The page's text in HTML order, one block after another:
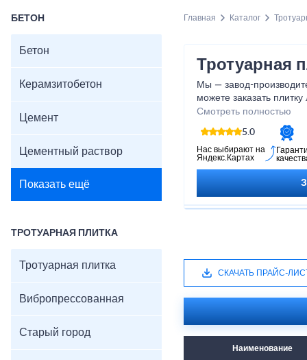
БЕТОН
Бетон
Керамзитобетон
Цемент
Цементный раствор
Показать ещё
ТРОТУАРНАЯ ПЛИТКА
Тротуарная плитка
Вибропрессованная
Старый город
Главная Каталог
Тротуарная
Мы — завод-
можете заказать
типа производства —
вибропрессованную, а
быть выполнены по
нужной толщиной,
представлен
Смотреть полностью
5.0
Нас выбирают на
Яндекс.Картах
СКАЧАТЬ ПРАЙС-
Наименование